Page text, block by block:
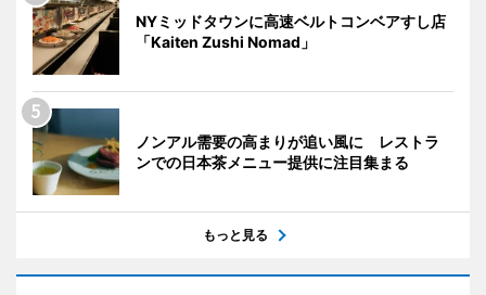
NYミッドタウンに高速ベルトコンベアすし店
「Kaiten Zushi Nomad」
ノンアル需要の高まりが追い風に レストラ
ンでの日本茶メニュー提供に注目集まる
もっと見る